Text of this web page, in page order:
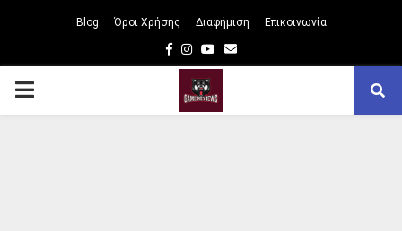
Blog Όροι Χρήσης Διαφήμιση Επικοινωνία
Facebook
Instagram
Youtube
Email
PRIMARY